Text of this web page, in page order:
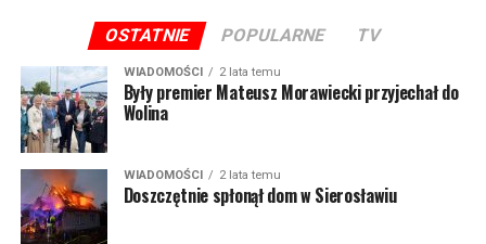
OSTATNIE POPULARNE TV
WIADOMOŚCI 2 lata temu
Były premier Mateusz Morawiecki przyjechał do
Wolina
WIADOMOŚCI 2 lata temu
Doszczętnie spłonął dom w Sierosławiu